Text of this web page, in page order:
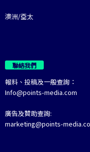
澳洲/亞太
聯絡我們
報料、投稿及一般查詢：
Info@points-media.com
廣告及贊助查詢:
marketing@points-